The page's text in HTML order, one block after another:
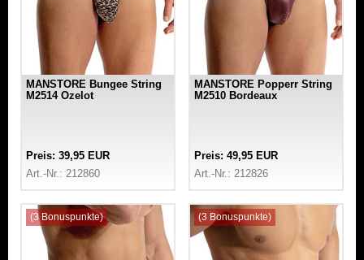
MANSTORE Bungee String
M2514 Ozelot
Preis: 39,95 EUR
Art.-Nr.: 212860
MANSTORE Popperr String
M2510 Bordeaux
Preis: 49,95 EUR
Art.-Nr.: 212826
(3 Bonuspunkte) (3 Bonuspunkte)